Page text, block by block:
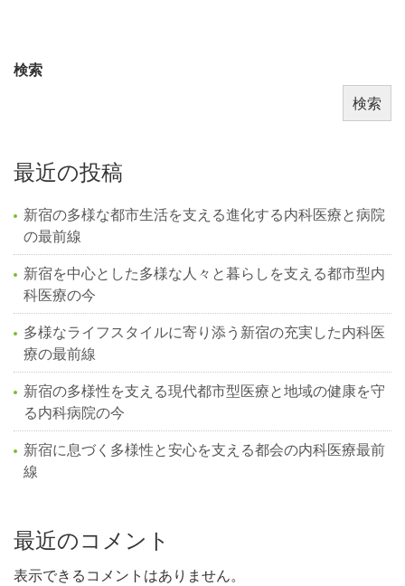
検索
検索
最近の投稿
新宿の多様な都市生活を支える進化する内科医療と病院
の最前線
新宿を中心とした多様な人々と暮らしを支える都市型内
科医療の今
多様なライフスタイルに寄り添う新宿の充実した内科医
療の最前線
新宿の多様性を支える現代都市型医療と地域の健康を守
る内科病院の今
新宿に息づく多様性と安心を支える都会の内科医療最前
線
最近のコメント
表示できるコメントはありません。